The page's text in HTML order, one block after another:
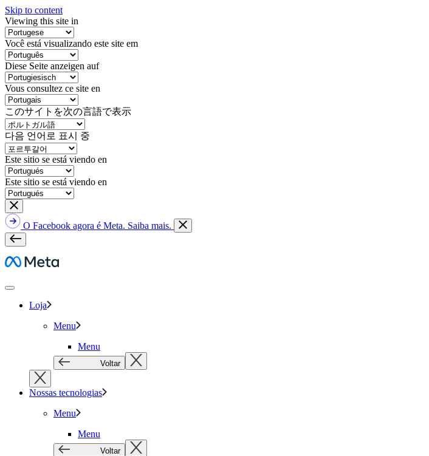
Skip to content
Viewing this site in
Você está visualizando este site em
Diese Seite anzeigen auf
Vous consultez ce site en
このサイトを次の言語で表示
다음 언어로 표시 중
Este sitio se está viendo en
Este sitio se está viendo en
O Facebook agora é Meta. Saiba mais.
Meta
Loja
Menu
Menu
Voltar
Nossas tecnologias
Menu
Menu
Voltar